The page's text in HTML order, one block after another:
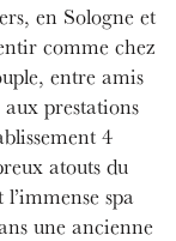
en Sologne et
comme chez
entre amis
prestations
4
atouts du
spa
une ancienne